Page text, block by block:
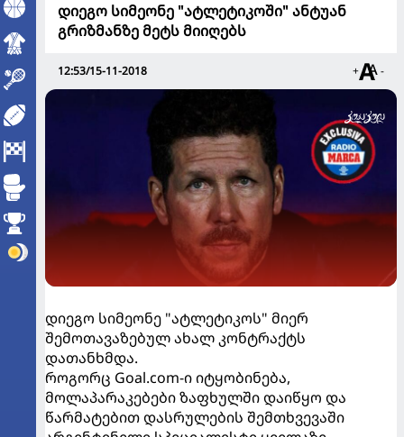
დიეგო სიმეონე "ატლეტიკოში" ანტუან
გრიზმანზე მეტს მიიღებს
12:53/15-11-2018 + -
დიეგო სიმეონე "ატლეტიკოს" მიერ
შემოთავაზებულ ახალ კონტრაქტს
დათანხმდა.
როგორც Goal.com-ი იტყობინება,
მოლაპარაკებები ზაფხულში დაიწყო და
წარმატებით დასრულების შემთხვევაში